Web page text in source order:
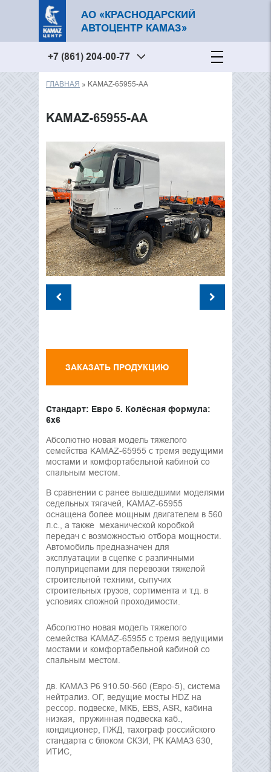
+7 (861) 204-00-77
АО «КРАСНОДАРСКИЙ
АВТОЦЕНТР КАМАЗ»
Вы здесь
ГЛАВНАЯ » KAMAZ-65955-AA
KAMAZ-65955-AA
ЗАКАЗАТЬ ПРОДУКЦИЮ
Стандарт: Евро 5. Колёсная формула:
6х6
Абсолютно новая модель тяжелого
семейства KAMAZ-65955 с тремя ведущими
мостами и комфортабельной кабиной со
спальным местом.
В сравнении с ранее вышедшими моделями
седельных тягачей, KAMAZ-65955
оснащена более мощным двигателем в 560
л.с., а также механической коробкой
передач с возможностью отбора мощности.
Автомобиль предназначен для
эксплуатации в сцепке с различными
полуприцепами для перевозки тяжелой
строительной техники, сыпучих
строительных грузов, сортимента и т.д. в
условиях сложной проходимости.
Абсолютно новая модель тяжелого
семейства KAMAZ-65955 с тремя ведущими
мостами и комфортабельной кабиной со
спальным местом.
дв. КАМАЗ Р6 910.50-560 (Евро-5), система
нейтрализ. ОГ, ведущие мосты HDZ на
рессор. подвеске, МКБ, EBS, ASR, кабина
низкая, пружинная подвеска каб.,
кондиционер, ПЖД, тахограф российского
стандарта с блоком СКЗИ, РК КАМАЗ 630,
ИТИС,